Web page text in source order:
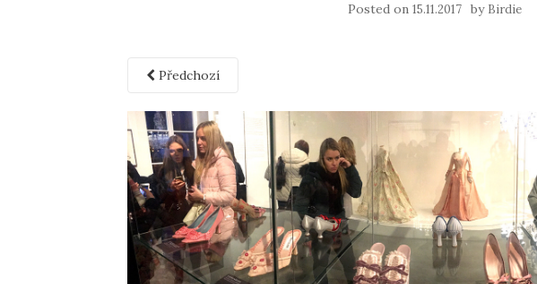
Posted on15.11.2017 by Birdie
Předchozí